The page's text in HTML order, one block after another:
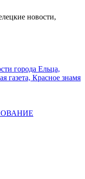
новости,
города Ельца,
газета, Красное знамя